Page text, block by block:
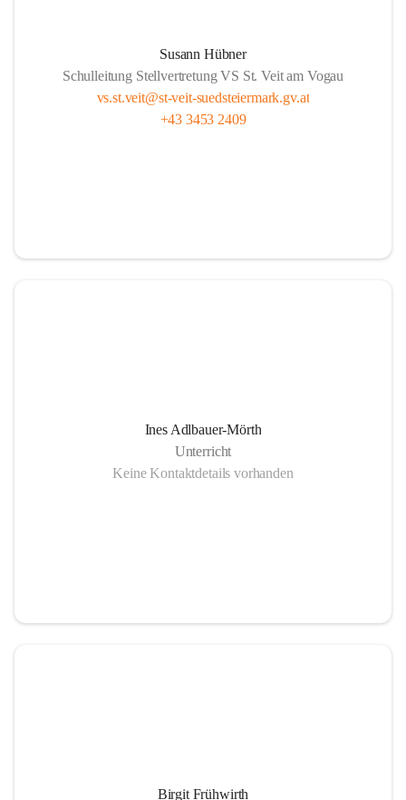
Susann Hübner
Schulleitung Stellvertretung VS St. Veit am Vogau
vs.st.veit@st-veit-suedsteiermark.gv.at
+43 3453 2409
Ines Adlbauer-Mörth
Unterricht
Keine Kontaktdetails vorhanden
Birgit Frühwirth